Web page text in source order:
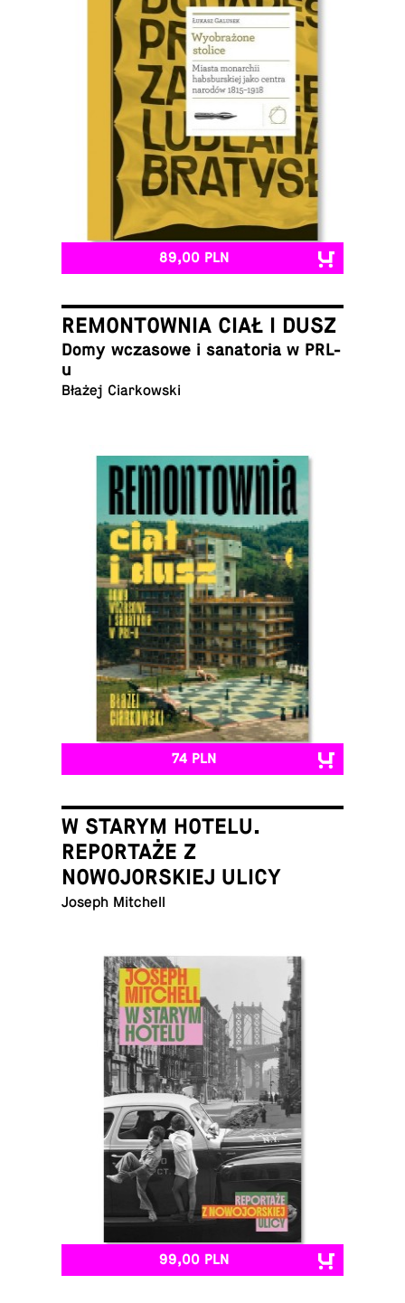
89,00 PLN
REMONTOWNIA CIAŁ I DUSZ
Domy wcza­so­we i sa­na­to­ria w PRL-
u
Błażej Ciarkowski
74 PLN
W STARYM HOTELU.
REPORTAŻE Z
NOWOJORSKIEJ ULICY
Joseph Mitchell
99,00 PLN